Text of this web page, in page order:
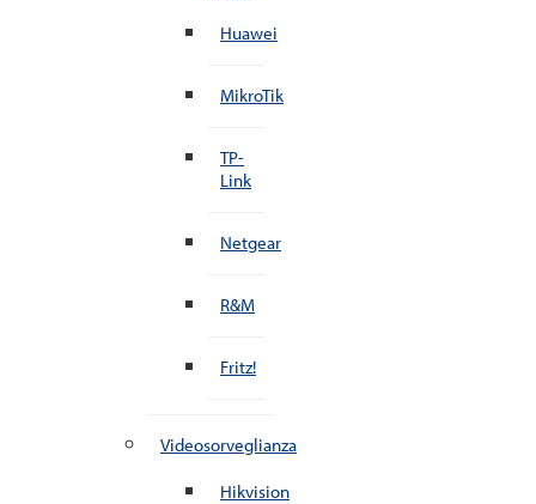
Huawei
MikroTik
TP-
Link
Netgear
R&M
Fritz!
Videosorveglianza
Hikvision